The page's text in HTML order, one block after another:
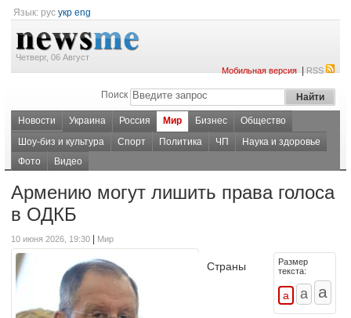
Язык: рус укр eng
Четверг, 06 Август
Мобильная версия|RSS
Поиск
Новости Украина Россия Мир Бизнес
Общество
Шоу-биз и культура
Спорт Политика ЧП
Наука и здоровье
Фото
Видео
Армению могут лишить права голоса
в ОДКБ
10 июня 2026, 19:30 Мир
Размер
текста:
Страны